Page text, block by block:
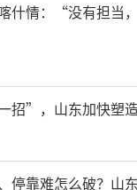
什情：“没有担当
招”，山东加快塑
停靠难怎么破？山